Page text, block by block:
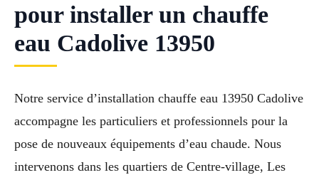
pour installer un chauffe
eau Cadolive 13950
Notre service d’installation chauffe eau 13950 Cadolive
accompagne les particuliers et professionnels pour la
pose de nouveaux équipements d’eau chaude. Nous
intervenons dans les quartiers de Centre-village, Les